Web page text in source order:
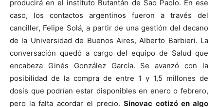
producirá en el instituto Butantán de Sao Paolo. En ese
caso, los contactos argentinos fueron a través del
canciller, Felipe Solá, a partir de una gestión del decano
de la Universidad de Buenos Aires, Alberto Barbieri. La
conversación quedó a cargo del equipo de Salud que
encabeza Ginés González García. Se avanzó con la
posibilidad de la compra de entre 1 y 1,5 millones de
dosis que podrían estar disponibles en enero o febrero,
pero la falta acordar el precio.Sinovac cotizó en algo